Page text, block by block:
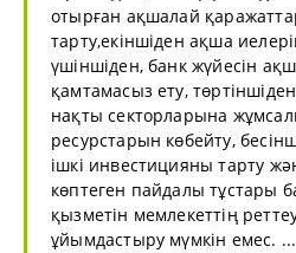
отырған ақшалай
тарту,екіншіден ақша
үшіншіден, банк жүйесін
қамтамасыз ету,
нақты секторларына
ресурстарын көбейту,
ішкі инвестицияны тарту
көптеген пайдалы тұстары
қызметін мемлекеттің
ұйымдастыру мүмкін емес.